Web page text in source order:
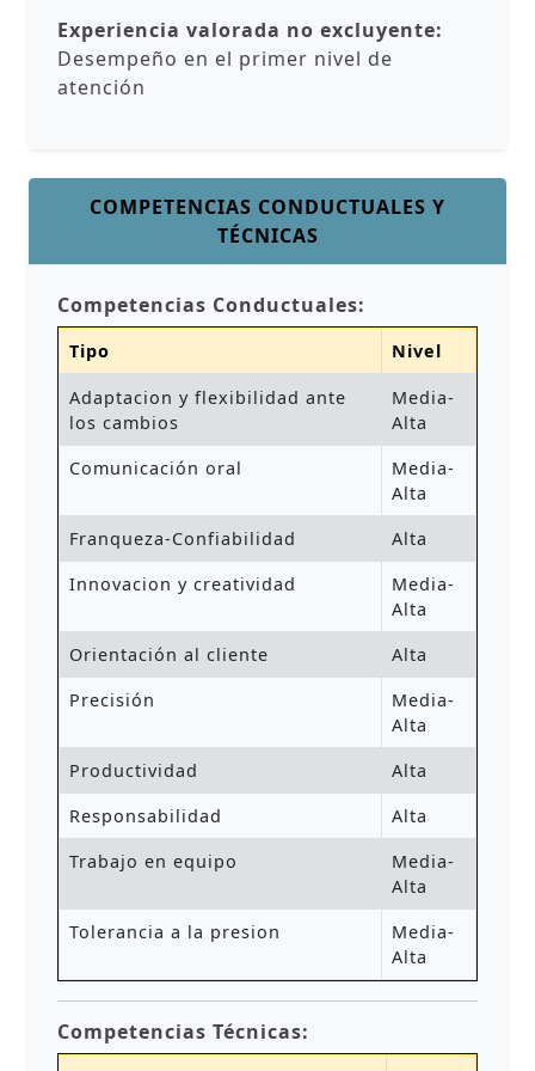
Experiencia valorada no excluyente:
Desempeño en el primer nivel de
atención
COMPETENCIAS CONDUCTUALES Y
TÉCNICAS
Competencias Conductuales:
Tipo Nivel
Adaptacion y flexibilidad ante
los cambios
Media-
Alta
Comunicación oral
Media-
Alta
Franqueza-Confiabilidad
Alta
Innovacion y creatividad
Media-
Alta
Orientación al cliente
Alta
Precisión
Media-
Alta
Productividad
Alta
Responsabilidad
Alta
Trabajo en equipo
Media-
Alta
Tolerancia a la presion
Media-
Alta
Competencias Técnicas: